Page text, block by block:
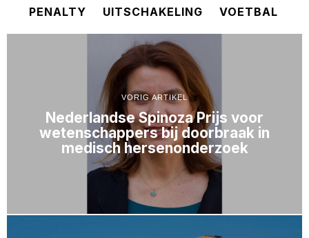
PENALTY UITSCHAKELING VOETBAL
VORIG ARTIKEL
Nederlandse Spinoza Prijs voor
wetenschappers bij doorbraak in
medisch hersenonderzoek